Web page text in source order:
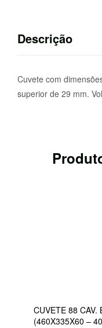
Descrição
Cuvete com
superior de 29 mm.
CUVETE 88 CAV. B
(460X335X60 –